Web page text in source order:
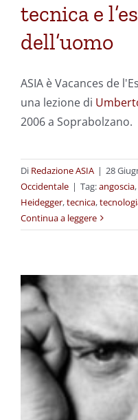
tecnica e
dell’uomo
ASIA è Vacances de
una lezione di
2006 a Soprabolzano.
Di Redazione ASIA | 28
Occidentale | Tag:angoscia,
Heidegger,tecnica,
Continua a leggere